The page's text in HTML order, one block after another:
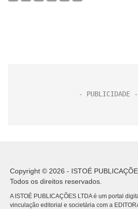
Copyright © 2026 - ISTOÉ
Todos os direitos reservados.
A ISTOÉ PUBLICAÇÕES LTDA é um portal
vinculação editorial e societária com a